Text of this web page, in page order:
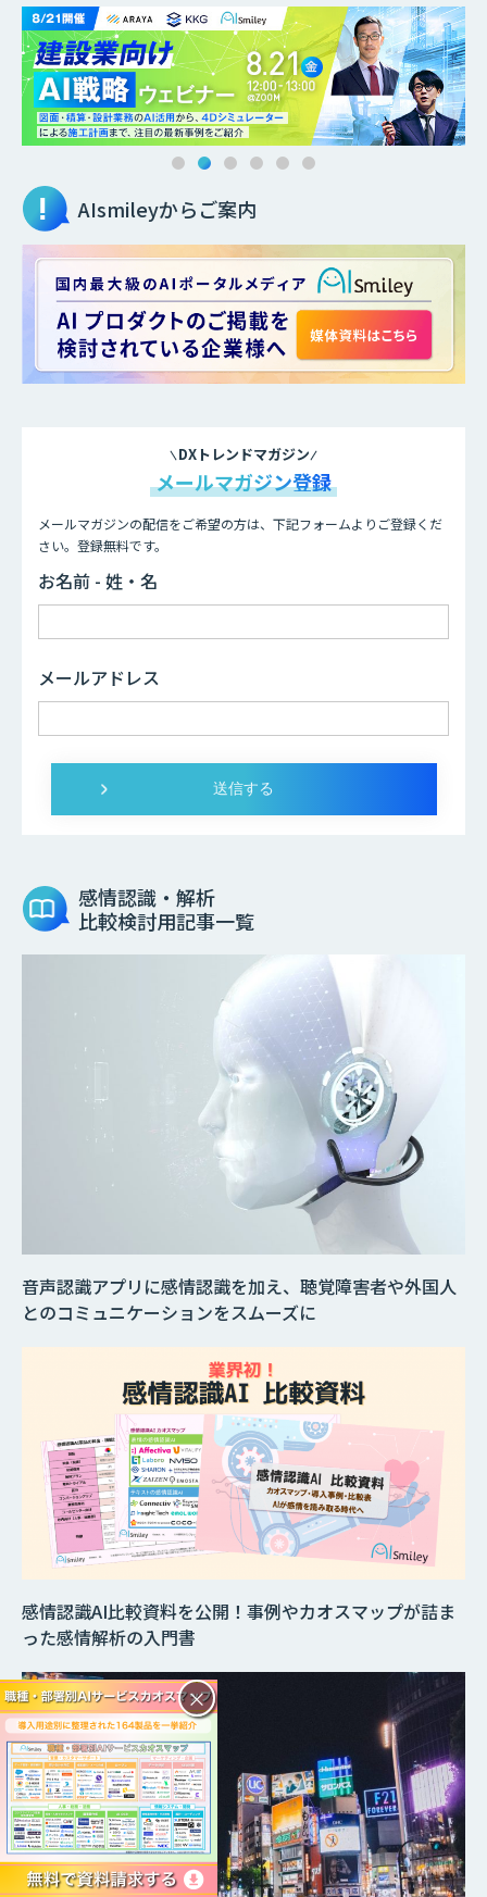
AIsmileyからご案内
DXトレンドマガジン
メールマガジン登録
メールマガジンの配信をご希望の方は、下記フォームよりご登録くだ
さい。登録無料です。
お名前 - 姓・名
メールアドレス
感情認識・解析
比較検討用記事一覧
音声認識アプリに感情認識を加え、聴覚障害者や外国人
とのコミュニケーションをスムーズに
感情認識AI比較資料を公開！事例やカオスマップが詰ま
った感情解析の入門書
×